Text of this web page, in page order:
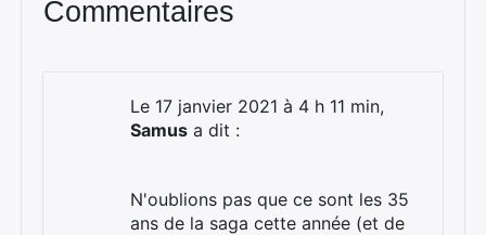
Commentaires
Le 17 janvier 2021 à 4 h 11 min,
Samus a dit :
N'oublions pas que ce sont les 35
ans de la saga cette année (et de